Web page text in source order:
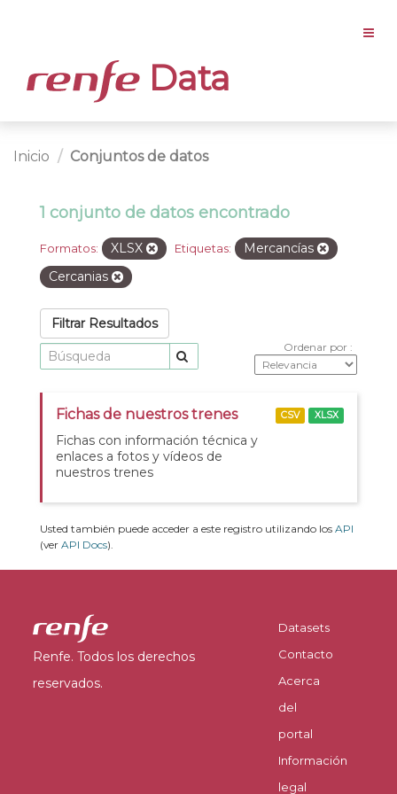
Data
Inicio Conjuntos de datos
1 conjunto de datos encontrado
Formatos: XLSX Etiquetas:
Mercancías
Cercanias
Filtrar Resultados
Ordenar por
Fichas de nuestros trenes
Fichas con información técnica y
enlaces a fotos y vídeos de
nuestros trenes
CSV XLSX
Usted también puede acceder a este registro utilizando los API
(ver API Docs).
Renfe. Todos los derechos
reservados.
Datasets
Contacto
Acerca
del
portal
Información
legal